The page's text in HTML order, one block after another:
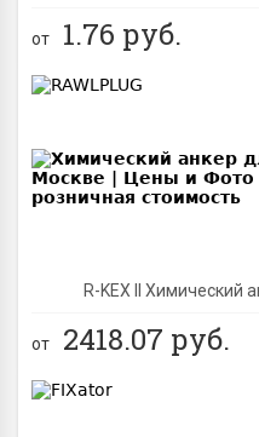
от 1.76 руб.
R-KEX II Химический
от 2418.07 руб.